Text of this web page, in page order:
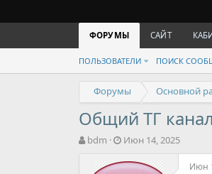
ФОРУМЫ САЙТ
ПОЛЬЗОВАТЕЛИ ПОИСК
Форумы Основной
Общий ТГ канал
А
bdm
Д
т
Июн 14, 2025
Июн